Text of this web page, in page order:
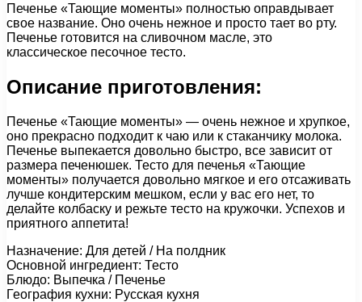
Печенье «Тающие моменты» полностью оправдывает
свое название. Оно очень нежное и просто тает во рту.
Печенье готовится на сливочном масле, это
классическое песочное тесто.
Описание приготовления:
Печенье «Тающие моменты» — очень нежное и хрупкое,
оно прекрасно подходит к чаю или к стаканчику молока.
Печенье выпекается довольно быстро, все зависит от
размера печенюшек. Тесто для печенья «Тающие
моменты» получается довольно мягкое и его отсаживать
лучше кондитерским мешком, если у вас его нет, то
делайте колбаску и режьте тесто на кружочки. Успехов и
приятного аппетита!
Назначение: Для детей / На полдник
Основной ингредиент: Тесто
Блюдо: Выпечка / Печенье
География кухни: Русская кухня